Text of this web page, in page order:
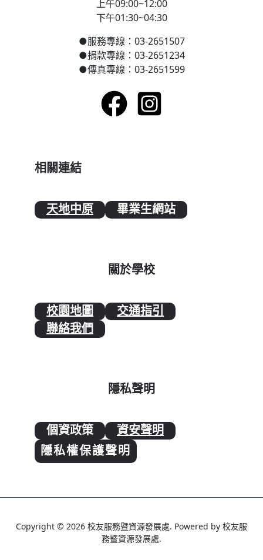
上午09:00~12:00
下午01:30~04:30
●服務專線：03-2651507
●捐款專線：03-2651234
●傳真專線：03-2651599
相關連結
天地中原 畢業生網站
關於學校
校園地圖
交通指引
聯絡我們
隱私聲明
個資政策
資安聲明
隱私權保護聲明
Copyright © 2026 校友服務暨資源發展處. Powered by 校友服
務暨資源發展處.